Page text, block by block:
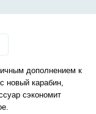
дополнением к
новый карабин,
сэкономит